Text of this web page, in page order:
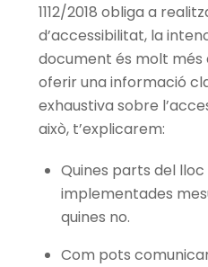
1112/2018 obliga a
d’accessibilitat, la
document és molt més
oferir una informació
exhaustiva sobre
això, t’explicarem:
Quines parts del
implementades
quines no.
Com pots